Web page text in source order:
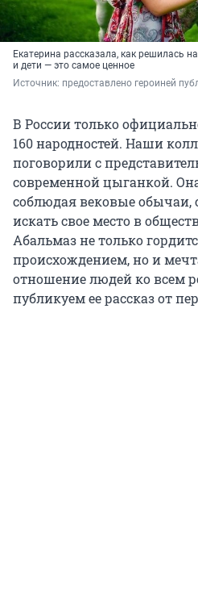
Екатерина рассказала, как решилась
и дети — это самое ценное
Источник: предоставлено героиней
В России только
160 народностей. Наши
поговорили с
современной цыганкой.
соблюдая вековые обычаи,
искать свое место в
Абальмаз не только
происхождением, но и
отношение людей ко всем
публикуем ее рассказ от